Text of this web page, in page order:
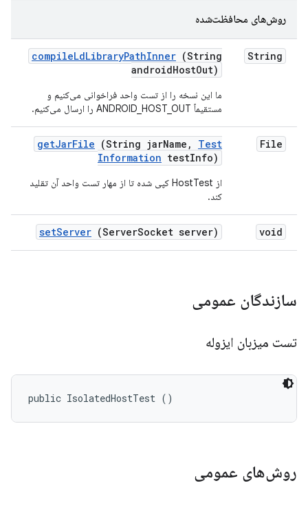
روش‌های محافظت‌شده
String
compileLdLibraryPathInner (String
androidHostOut)
ما این نسخه را از تست واحد فراخوانی می‌کنیم و
مستقیماً ANDROID_HOST_OUT را ارسال می‌کنیم.
File
getJarFile (String jarName ,
Test
Information testInfo)
از HostTest کپی شده تا از مهار تست واحد آن تقلید
کند.
void
setServer (ServerSocket server)
سازندگان عمومی
تست میزبان ایزوله
public IsolatedHostTest ()
روش‌های عمومی